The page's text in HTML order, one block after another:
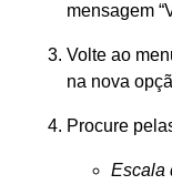
mensagem
Volte ao
na nova
Procure
Escala